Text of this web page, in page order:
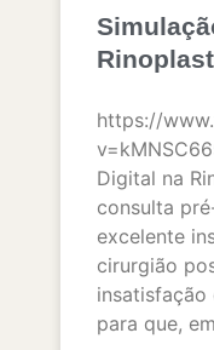
https://
Digital na
consulta
excelente
cirurgião
para que,